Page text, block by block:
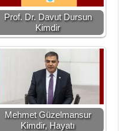
Prof. Dr. Davut Dursun
Kimdir
Mehmet Güzelmansur
Kimdir, Hayatı